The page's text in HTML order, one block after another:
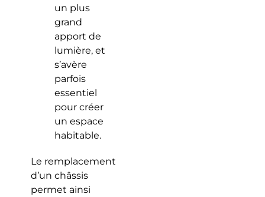
un plus
grand
apport de
lumière, et
s’avère
parfois
essentiel
pour créer
un espace
habitable.
Le remplacement
d’un châssis
permet ainsi